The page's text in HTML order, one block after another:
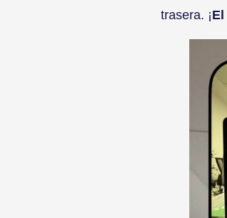
trasera. ¡El